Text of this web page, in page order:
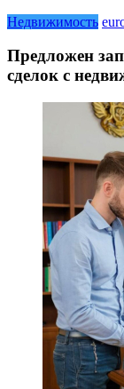
Недвижимость
Предложен
сделок с